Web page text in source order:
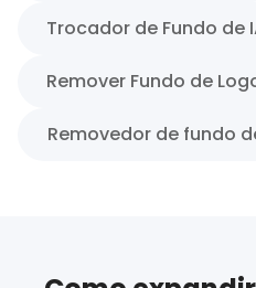
Trocador de Fundo de
Remover Fundo de
Removedor de fundo